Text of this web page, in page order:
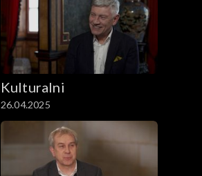
Kulturalni
26.04.2025